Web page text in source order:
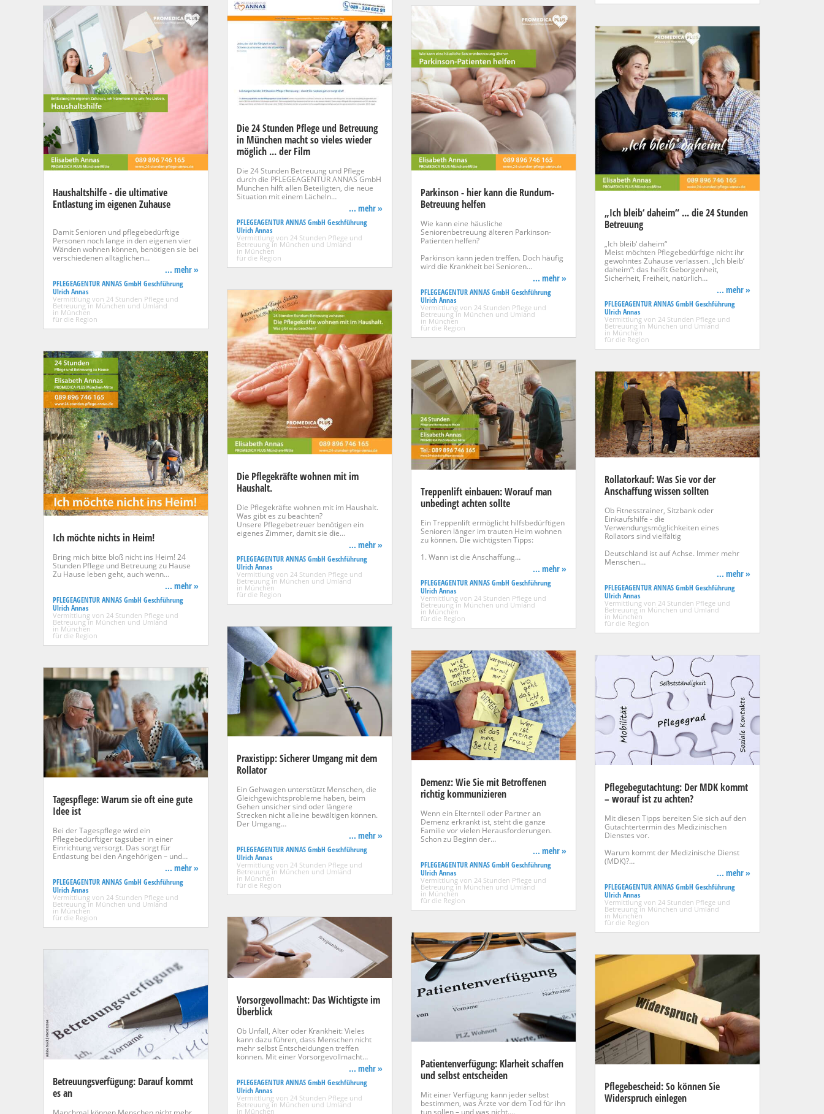
Die 24 Stunden Pflege und Betreuung
in München macht so vieles wieder
möglich ... der Film
Die 24 Stunden Betreuung und Pflege
durch die PFLEGEAGENTUR ANNAS GmbH
München hilft allen Beteiligten, die neue
Situation mit einem Lächeln…
... mehr »
PFLEGEAGENTUR ANNAS GmbH Geschführung
Ulrich Annas
Vermittlung von 24 Stunden Pflege und
Betreuung in München und Umland
in München
für die Region
Haushaltshilfe - die ultimative
Entlastung im eigenen Zuhause
Damit Senioren und pflegebedürftige
Personen noch lange in den eigenen vier
Wänden wohnen können, benötigen sie bei
verschiedenen alltäglichen…
... mehr »
PFLEGEAGENTUR ANNAS GmbH Geschführung
Ulrich Annas
Vermittlung von 24 Stunden Pflege und
Betreuung in München und Umland
in München
für die Region
Parkinson - hier kann die Rundum-
Betreuung helfen
Wie kann eine häusliche
Seniorenbetreuung älteren Parkinson-
Patienten helfen?
Parkinson kann jeden treffen. Doch häufig
wird die Krankheit bei Senioren…
... mehr »
PFLEGEAGENTUR ANNAS GmbH Geschführung
Ulrich Annas
Vermittlung von 24 Stunden Pflege und
Betreuung in München und Umland
in München
für die Region
„Ich bleib‘ daheim“ ... die 24 Stunden
Betreuung
„Ich bleib‘ daheim“
Meist möchten Pflegebedürftige nicht ihr
gewohntes Zuhause verlassen. „Ich bleib‘
daheim“: das heißt Geborgenheit,
Sicherheit, Freiheit, natürlich…
... mehr »
PFLEGEAGENTUR ANNAS GmbH Geschführung
Ulrich Annas
Vermittlung von 24 Stunden Pflege und
Betreuung in München und Umland
in München
für die Region
Die Pflegekräfte wohnen mit im
Haushalt.
Die Pflegekräfte wohnen mit im Haushalt.
Was gibt es zu beachten?
Unsere Pflegebetreuer benötigen ein
eigenes Zimmer, damit sie die…
... mehr »
PFLEGEAGENTUR ANNAS GmbH Geschführung
Ulrich Annas
Vermittlung von 24 Stunden Pflege und
Betreuung in München und Umland
in München
für die Region
Ich möchte nichts in Heim!
Bring mich bitte bloß nicht ins Heim! 24
Stunden Pflege und Betreuung zu Hause
Zu Hause leben geht, auch wenn…
... mehr »
PFLEGEAGENTUR ANNAS GmbH Geschführung
Ulrich Annas
Vermittlung von 24 Stunden Pflege und
Betreuung in München und Umland
in München
für die Region
Treppenlift einbauen: Worauf man
unbedingt achten sollte
Ein Treppenlift ermöglicht hilfsbedürftigen
Senioren länger im trauten Heim wohnen
zu können. Die wichtigsten Tipps:
1. Wann ist die Anschaffung…
... mehr »
PFLEGEAGENTUR ANNAS GmbH Geschführung
Ulrich Annas
Vermittlung von 24 Stunden Pflege und
Betreuung in München und Umland
in München
für die Region
Rollatorkauf: Was Sie vor der
Anschaffung wissen sollten
Ob Fitnesstrainer, Sitzbank oder
Einkaufshilfe - die
Verwendungsmöglichkeiten eines
Rollators sind vielfältig
Deutschland ist auf Achse. Immer mehr
Menschen…
... mehr »
PFLEGEAGENTUR ANNAS GmbH Geschführung
Ulrich Annas
Vermittlung von 24 Stunden Pflege und
Betreuung in München und Umland
in München
für die Region
Praxistipp: Sicherer Umgang mit dem
Rollator
Ein Gehwagen unterstützt Menschen, die
Gleichgewichtsprobleme haben, beim
Gehen unsicher sind oder längere
Strecken nicht alleine bewältigen können.
Der Umgang…
... mehr »
PFLEGEAGENTUR ANNAS GmbH Geschführung
Ulrich Annas
Vermittlung von 24 Stunden Pflege und
Betreuung in München und Umland
in München
für die Region
Demenz: Wie Sie mit Betroffenen
richtig kommunizieren
Wenn ein Elternteil oder Partner an
Demenz erkrankt ist, steht die ganze
Familie vor vielen Herausforderungen.
Schon zu Beginn der…
... mehr »
PFLEGEAGENTUR ANNAS GmbH Geschführung
Ulrich Annas
Vermittlung von 24 Stunden Pflege und
Betreuung in München und Umland
in München
für die Region
Pflegebegutachtung: Der MDK kommt
– worauf ist zu achten?
Mit diesen Tipps bereiten Sie sich auf den
Gutachtertermin des Medizinischen
Dienstes vor.
Warum kommt der Medizinische Dienst
(MDK)?…
... mehr »
PFLEGEAGENTUR ANNAS GmbH Geschführung
Ulrich Annas
Vermittlung von 24 Stunden Pflege und
Betreuung in München und Umland
in München
für die Region
Tagespflege: Warum sie oft eine gute
Idee ist
Bei der Tagespflege wird ein
Pflegebedürftiger tagsüber in einer
Einrichtung versorgt. Das sorgt für
Entlastung bei den Angehörigen – und…
... mehr »
PFLEGEAGENTUR ANNAS GmbH Geschführung
Ulrich Annas
Vermittlung von 24 Stunden Pflege und
Betreuung in München und Umland
in München
für die Region
Vorsorgevollmacht: Das Wichtigste im
Überblick
Ob Unfall, Alter oder Krankheit: Vieles
kann dazu führen, dass Menschen nicht
mehr selbst Entscheidungen treffen
können. Mit einer Vorsorgevollmacht…
... mehr »
PFLEGEAGENTUR ANNAS GmbH Geschführung
Ulrich Annas
Vermittlung von 24 Stunden Pflege und
Betreuung in München und Umland
in München
Patientenverfügung: Klarheit schaffen
und selbst entscheiden
Mit einer Verfügung kann jeder selbst
bestimmen, was Ärzte vor dem Tod für ihn
Betreuungsverfügung: Darauf kommt
es an
Pflegebescheid: So können Sie
Widerspruch einlegen